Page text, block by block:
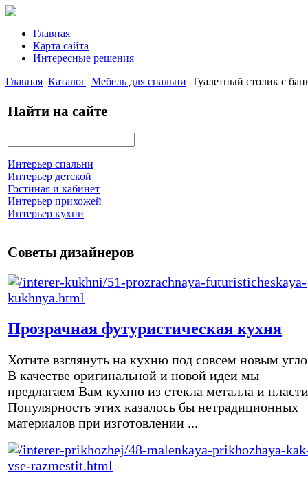
Главная
Карта сайта
Интересные решения
Главная Каталог Мебель для спальни Туалетный столик с
Найти на сайте
Интерьер спальни
Интерьер детской
Гостиная и кабинет
Интерьер прихожей
Интерьер кухни
Советы дизайнеров
Прозрачная футуристическая кухня
Хотите взглянуть на кухню под совсем новым
В качестве оригинальной и новой идеи мы
предлагаем Вам кухню из стекла металла и
Популярность этих казалось бы нетрадиционных
материалов при изготовлении ...